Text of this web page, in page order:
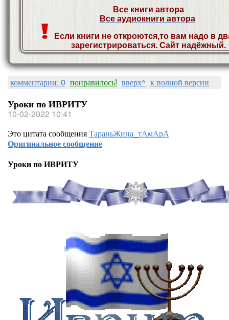
Все книги автора
Все аудиокниги автора
Если книги не откроются,то вам надо в
зарегистрироваться. Сайт надёжный.
комментарии: 0 понравилось! вверх^ к полной версии
Уроки по ИВРИТУ
10-02-2022 10:41
Это цитата сообщенияТараньЖина_тАмАрА
Оригинальное сообщение
Уроки по ИВРИТУ